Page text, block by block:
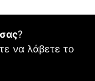
?
να λάβετε το